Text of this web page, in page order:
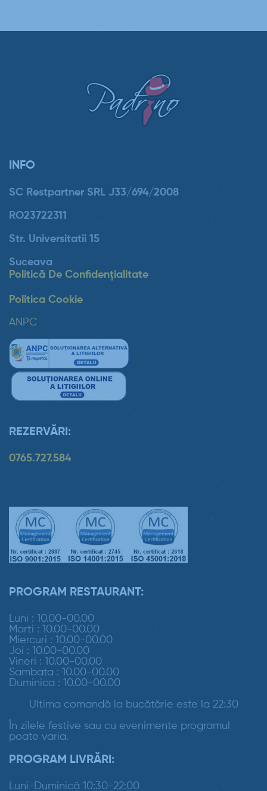
INFO
SC Restpartner SRL J33/694/2008
RO23722311
Str. Universitatii 15
Suceava
Politică De Confidențialitate
Politica Cookie
ANPC
REZERVĂRI:
0765.727.584
PROGRAM RESTAURANT:
Luni : 10.00-00.00
Marti : 10.00-00.00
Miercuri : 10.00-00.00
Joi : 10.00-00.00
Vineri : 10.00-00.00
Sambata : 10.00-00.00
Duminica : 10.00-00.00
Ultima comandă la bucătărie este la 22:30
În zilele festive sau cu evenimente programul
poate varia.
PROGRAM LIVRĂRI:
Luni-Duminică 10:30-22:00